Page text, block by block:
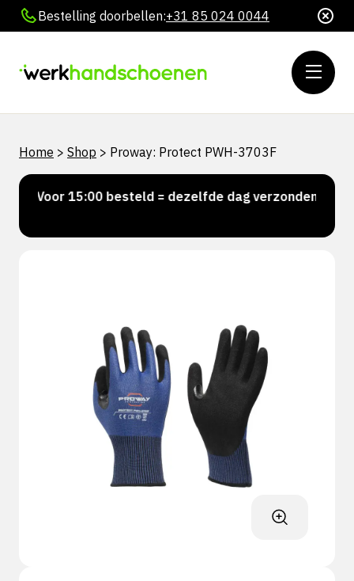
Bestelling doorbellen:+31 85 024 0044
Home > Shop > Proway: Protect PWH-3703F
Voor 15:00 besteld = dezelfde dag verzonden